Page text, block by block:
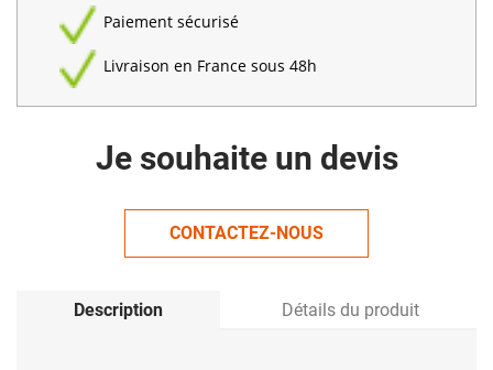
Paiement sécurisé
Livraison en France sous 48h
Je souhaite un devis
CONTACTEZ-NOUS
Description Détails du produit